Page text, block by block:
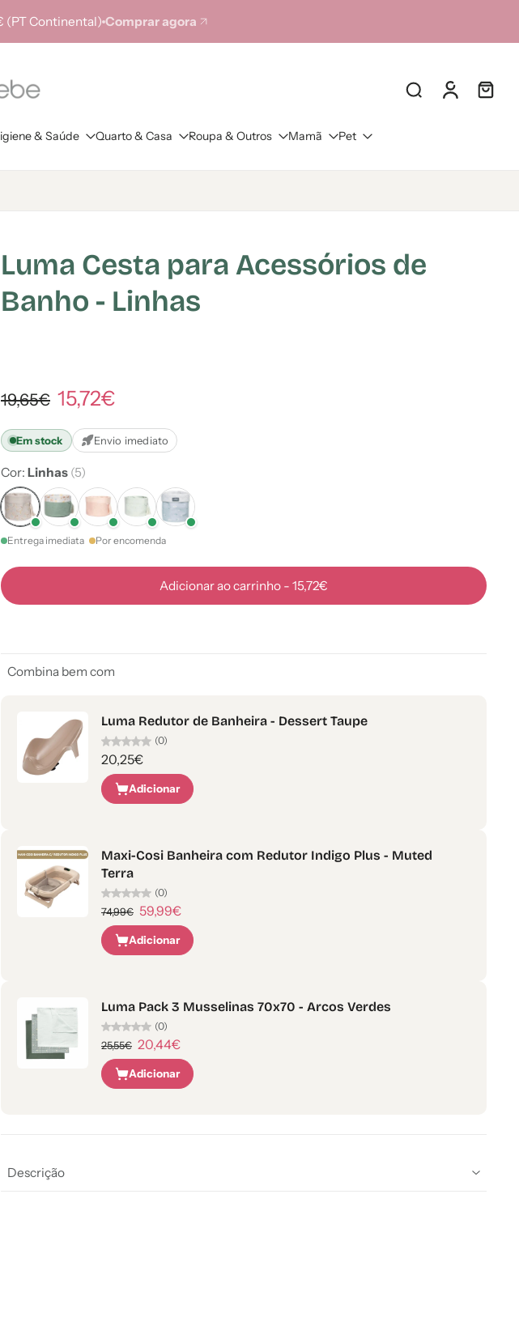
(PT Continental) Comprar agora
& Saúde Quarto & Casa Roupa & Outros Mamã Pet
Luma Cesta para Acessórios de
Banho - Linhas
19,65€ 15,72€
Em stock Envio imediato
Cor: Linhas (5)
Entrega imediata Por encomenda
Adicionar ao carrinho - 15,72€
Combina bem com
Luma Redutor de Banheira - Dessert Taupe
(0)
20,25€
Adicionar
Maxi-Cosi Banheira com Redutor Indigo Plus - Muted
Terra
(0)
74,99€ 59,99€
Adicionar
Luma Pack 3 Musselinas 70x70 - Arcos Verdes
(0)
25,55€ 20,44€
Adicionar
Descrição